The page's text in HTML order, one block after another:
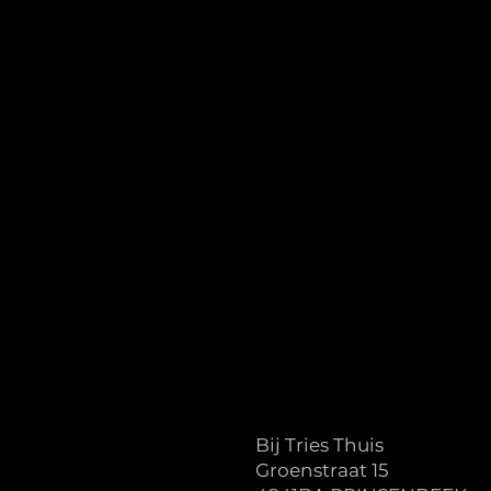
Bij Tries Thuis
Groenstraat 15